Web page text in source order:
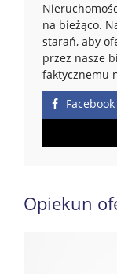
na bieżąco.
starań, aby
przez nasze
faktycznemu
Facebook
Opiekun